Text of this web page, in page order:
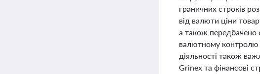
граничних строків
від валюти ціни
а також передбачено
валютному контролю
діяльності також
Grinex та фінансові